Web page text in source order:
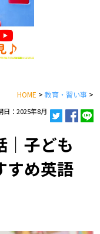
HOME > 教育・習い事 >
日：2025年8月
｜子ども
すめ英語